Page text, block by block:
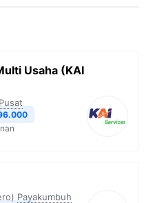
Usaha (KAI
Payakumbuh